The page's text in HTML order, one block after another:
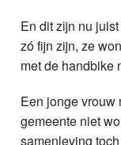
En dit zijn nu
zó fijn zijn, ze
met de handbike
Een jonge vrouw
gemeente niet
samenleving